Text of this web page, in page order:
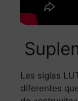
Las siglas
diferentes